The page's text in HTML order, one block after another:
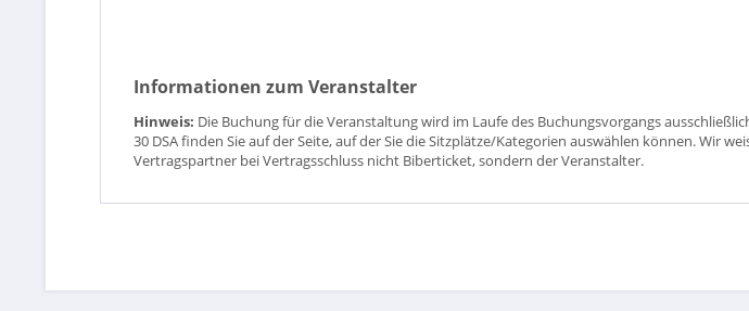
Informationen zum Veranstalter
Hinweis: Die Buchung für die Veranstaltung wird im Laufe des Buchungsvorgangs
30 DSA finden Sie auf der Seite, auf der Sie die Sitzplätze/Kategorien auswählen können. Wir
Vertragspartner bei Vertragsschluss nicht Biberticket, sondern der Veranstalter.